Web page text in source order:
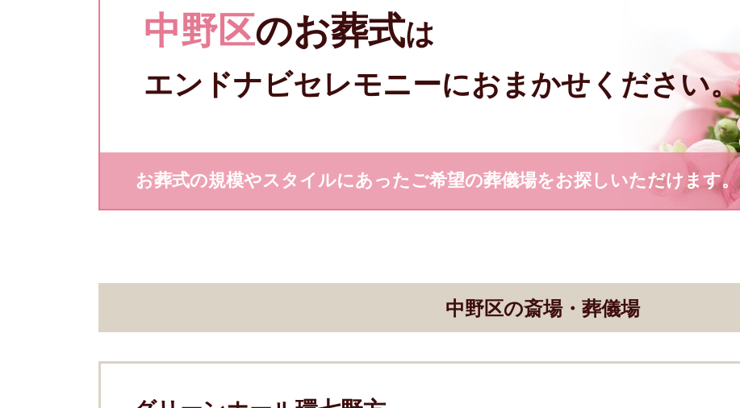
中野区のお葬式は
エンドナビセレモニーにおまかせください。
お葬式の規模やスタイルにあったご希望の葬儀場をお探しいただけます。
中野区の斎場・葬儀場